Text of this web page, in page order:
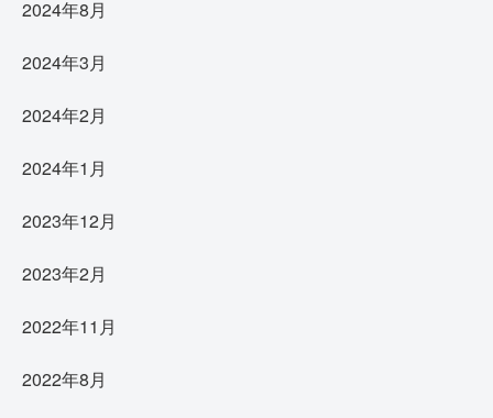
2024年8月
2024年3月
2024年2月
2024年1月
2023年12月
2023年2月
2022年11月
2022年8月